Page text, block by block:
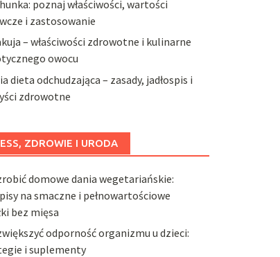
poznaj właściwości, wartości
i zastosowanie
– właściwości zdrowotne i kulinarne
owocu
dieta odchudzająca – zasady, jadłospis i
zdrowotne
ZDROWIE I URODA
domowe dania wegetariańskie:
na smaczne i pełnowartościowe
bez mięsa
odporność organizmu u dzieci:
i suplementy